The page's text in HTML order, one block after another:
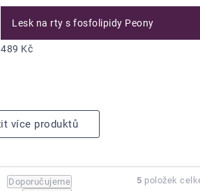
Lesk na rty s fosfolipidy Peony
489 Kč
více produktů
Doporučujeme
5 položek